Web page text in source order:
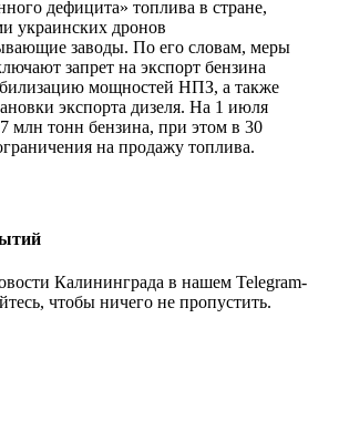
дефицита» топлива в стране,
украинских дронов
заводы. По его словам, меры
запрет на экспорт бензина
мощностей НПЗ, а также
экспорта дизеля. На 1 июля
млн тонн бензина, при этом в 30
на продажу топлива.
Калининграда в нашем Telegram-
чтобы ничего не пропустить.